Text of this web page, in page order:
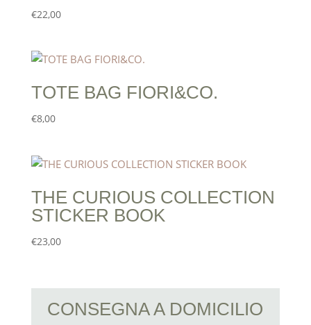
€22,00
TOTE BAG FIORI&CO.
€8,00
THE CURIOUS COLLECTION
STICKER BOOK
€23,00
CONSEGNA A DOMICILIO